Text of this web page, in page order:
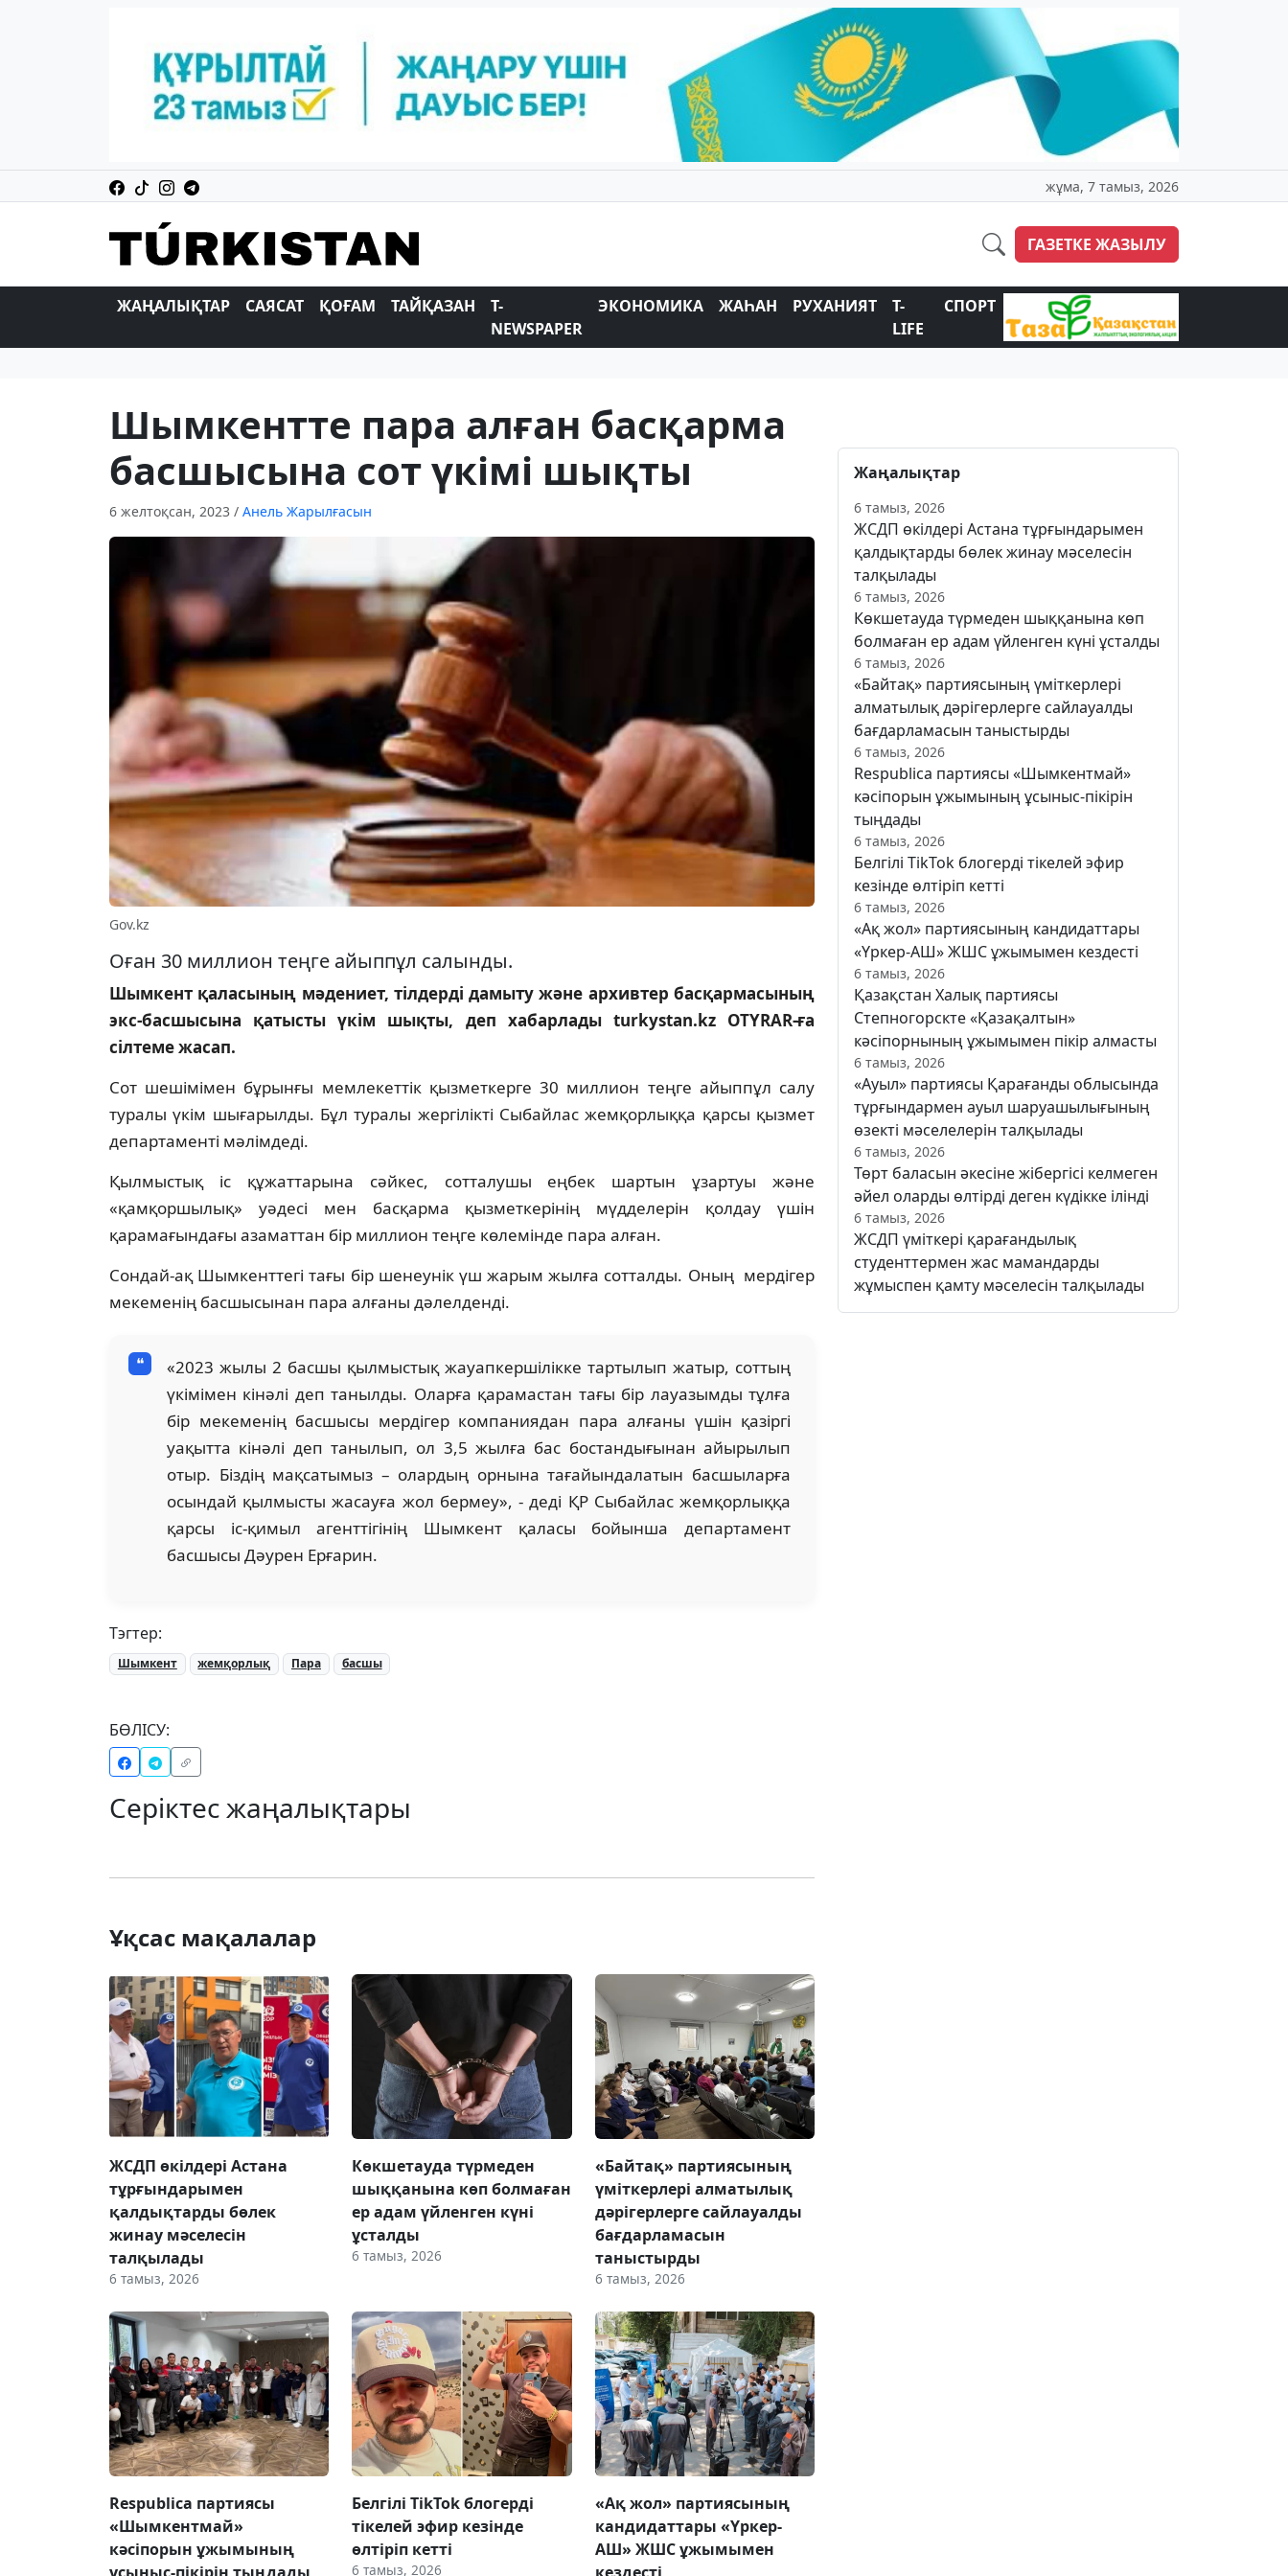
жұма, 7 тамыз, 2026
ГАЗЕТКЕ ЖАЗЫЛУ
ЖАҢАЛЫҚТАР САЯСАТ ҚОҒАМ ТАЙҚАЗАН
T-
NEWSPAPER
ЭКОНОМИКА ЖАҺАН РУХАНИЯТ
T-
LIFE
СПОРТ
Шымкентте пара алған басқарма
басшысына сот үкімі шықты
6 желтоқсан, 2023 / Анель Жарылғасын
Gov.kz
Оған 30 миллион теңге айыппұл салынды.
Шымкент қаласының мәдениет, тілдерді дамыту және архивтер басқармасының
экс-басшысына қатысты үкім шықты, деп хабарлады turkystan.kz OTYRAR-ға
сілтеме жасап.
Сот шешімімен бұрынғы мемлекеттік қызметкерге 30 миллион теңге айыппұл салу
туралы үкім шығарылды. Бұл туралы жергілікті Сыбайлас жемқорлыққа қарсы қызмет
департаменті мәлімдеді.
Қылмыстық іс құжаттарына сәйкес, сотталушы еңбек шартын ұзартуы және
«қамқоршылық» уәдесі мен басқарма қызметкерінің мүдделерін қолдау үшін
қарамағындағы азаматтан бір миллион теңге көлемінде пара алған.
Сондай-ақ Шымкенттегі тағы бір шенеунік үш жарым жылға сотталды. Оның мердігер
мекеменің басшысынан пара алғаны дәлелденді.
«2023 жылы 2 басшы қылмыстық жауапкершілікке тартылып жатыр, соттың
үкімімен кінәлі деп танылды. Оларға қарамастан тағы бір лауазымды тұлға
бір мекеменің басшысы мердігер компаниядан пара алғаны үшін қазіргі
уақытта кінәлі деп танылып, ол 3,5 жылға бас бостандығынан айырылып
отыр. Біздің мақсатымыз – олардың орнына тағайындалатын басшыларға
осындай қылмысты жасауға жол бермеу», - деді ҚР Сыбайлас жемқорлыққа
қарсы іс-қимыл агенттігінің Шымкент қаласы бойынша департамент
басшысы Дәурен Ерғарин.
Тэгтер:
Шымкент жемқорлық Пара басшы
БӨЛІСУ:
Серіктес жаңалықтары
Ұқсас мақалалар
ЖСДП өкілдері Астана
тұрғындарымен
қалдықтарды бөлек
жинау мәселесін
талқылады
6 тамыз, 2026
Көкшетауда түрмеден
шыққанына көп болмаған
ер адам үйленген күні
ұсталды
6 тамыз, 2026
«Байтақ» партиясының
үміткерлері алматылық
дәрігерлерге сайлауалды
бағдарламасын
таныстырды
6 тамыз, 2026
Respublica партиясы
«Шымкентмай»
кәсіпорын ұжымының
Белгілі TikTok блогерді
тікелей эфир кезінде
өлтіріп кетті
6 тамыз, 2026
«Ақ жол» партиясының
кандидаттары «Үркер-
АШ» ЖШС ұжымымен
Жаңалықтар
6 тамыз, 2026
ЖСДП өкілдері Астана тұрғындарымен
қалдықтарды бөлек жинау мәселесін
талқылады
6 тамыз, 2026
Көкшетауда түрмеден шыққанына көп
болмаған ер адам үйленген күні ұсталды
6 тамыз, 2026
«Байтақ» партиясының үміткерлері
алматылық дәрігерлерге сайлауалды
бағдарламасын таныстырды
6 тамыз, 2026
Respublica партиясы «Шымкентмай»
кәсіпорын ұжымының ұсыныс-пікірін
тыңдады
6 тамыз, 2026
Белгілі TikTok блогерді тікелей эфир
кезінде өлтіріп кетті
6 тамыз, 2026
«Ақ жол» партиясының кандидаттары
«Үркер-АШ» ЖШС ұжымымен кездесті
6 тамыз, 2026
Қазақстан Халық партиясы
Степногорскте «Қазақалтын»
кәсіпорнының ұжымымен пікір алмасты
6 тамыз, 2026
«Ауыл» партиясы Қарағанды облысында
тұрғындармен ауыл шаруашылығының
өзекті мәселелерін талқылады
6 тамыз, 2026
Төрт баласын әкесіне жібергісі келмеген
әйел оларды өлтірді деген күдікке ілінді
6 тамыз, 2026
ЖСДП үміткері қарағандылық
студенттермен жас мамандарды
жұмыспен қамту мәселесін талқылады